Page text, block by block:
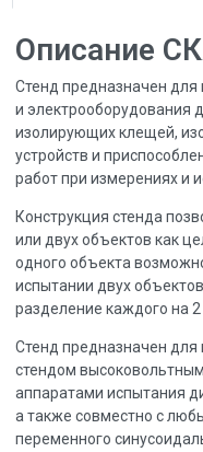
Описание
Стенд предназначен
и электрооборудования
изолирующих клещей,
устройств и
работ при измерениях и
Конструкция стенда
или двух объектов как
одного объекта
испытании двух
разделение каждого на 2
Стенд предназначен для
стендом
аппаратами испытания
а также совместно с
переменного